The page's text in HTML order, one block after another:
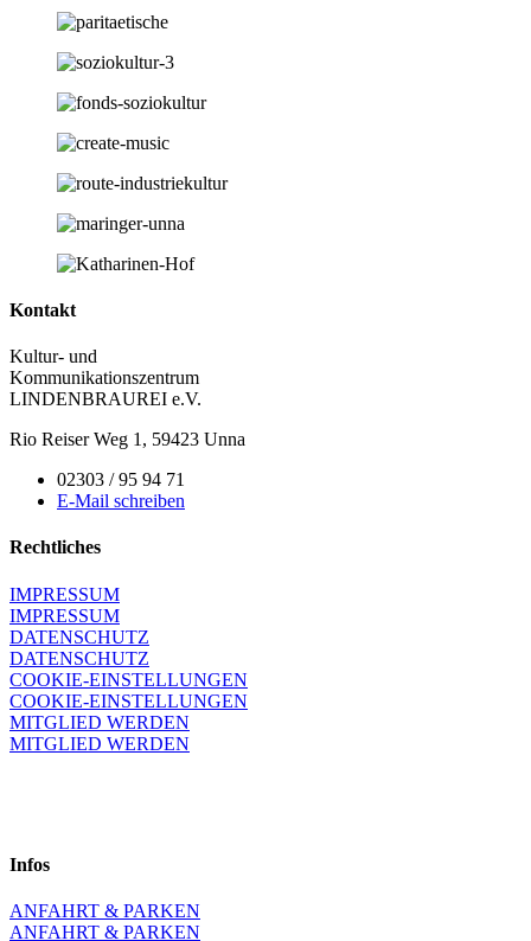
Kontakt
Kultur- und
Kommunikationszentrum
LINDENBRAUREI e.V.
Rio Reiser Weg 1, 59423 Unna
02303 / 95 94 71
E-Mail schreiben
Rechtliches
IMPRESSUM
IMPRESSUM
DATENSCHUTZ
DATENSCHUTZ
COOKIE-EINSTELLUNGEN
COOKIE-EINSTELLUNGEN
MITGLIED WERDEN
MITGLIED WERDEN
Infos
ANFAHRT & PARKEN
ANFAHRT & PARKEN